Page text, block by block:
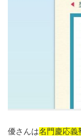
優さんは名門慶応義